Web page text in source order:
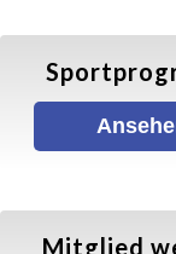
Ball-
Mitglied